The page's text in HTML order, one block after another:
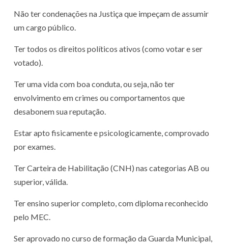
Não ter condenações na Justiça que impeçam de assumir
um cargo público.
Ter todos os direitos políticos ativos (como votar e ser
votado).
Ter uma vida com boa conduta, ou seja, não ter
envolvimento em crimes ou comportamentos que
desabonem sua reputação.
Estar apto fisicamente e psicologicamente, comprovado
por exames.
Ter Carteira de Habilitação (CNH) nas categorias AB ou
superior, válida.
Ter ensino superior completo, com diploma reconhecido
pelo MEC.
Ser aprovado no curso de formação da Guarda Municipal,